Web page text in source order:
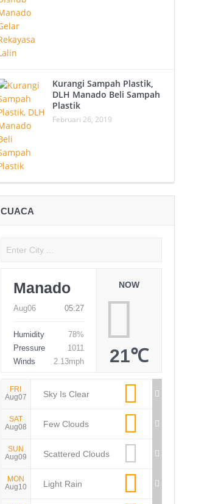
Kurangi Sampah Plastik,
DLH Manado Beli Sampah
Plastik
Februari 26, 2019
CUACA
Manado
Aug06 05:27
Humidity
78%
Pressure
1011
Winds
2.13mph
NOW
21℃
FRI
Aug07
Sky Is Clear
SAT
Aug08
Few Clouds
SUN
Aug09
Scattered Clouds
MON
Aug10
Light Rain